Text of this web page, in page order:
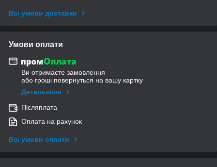
Всі умови доставки
Умови оплати
Ви отримаєте замовлення
або гроші повернуться на вашу картку
Детальніше
Післяплата
Оплата на рахунок
Всі умови оплати